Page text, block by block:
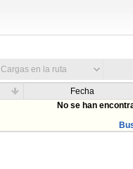
Cargas en la ruta
Fecha
No se han